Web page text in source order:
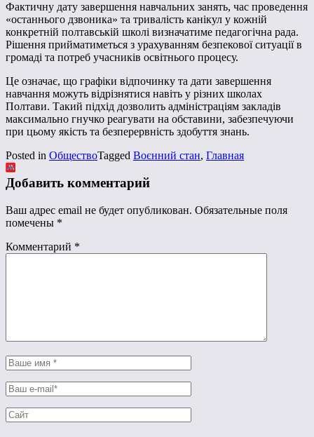
Фактичну дату завершення навчальних занять, час проведення
«останнього дзвоника» та тривалість канікул у кожній
конкретній полтавській школі визначатиме педагогічна рада.
Рішення прийматиметься з урахуванням безпекової ситуації в
громаді та потреб учасників освітнього процесу.
Це означає, що графіки відпочинку та дати завершення
навчання можуть відрізнятися навіть у різних школах
Полтави. Такий підхід дозволить адміністраціям закладів
максимально гнучко реагувати на обставини, забезпечуючи
при цьому якість та безперервність здобуття знань.
Posted in ОбществоTagged Воєнний стан, Главная
Добавить комментарий
Ваш адрес email не будет опубликован. Обязательные поля
помечены *
Комментарий *